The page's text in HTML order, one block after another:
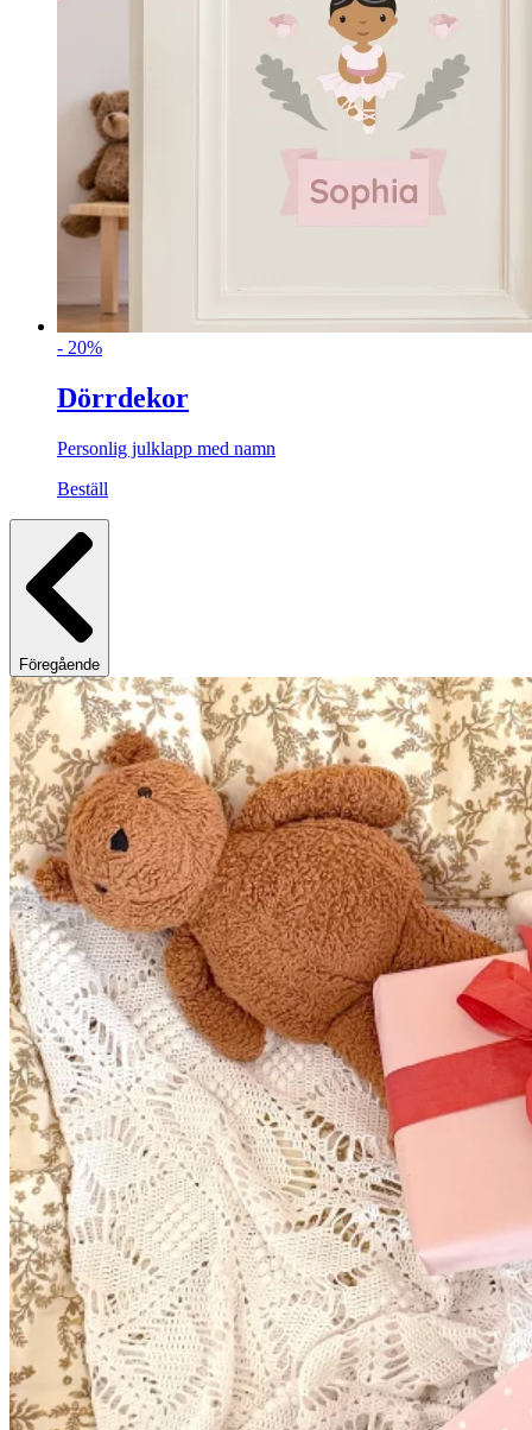
- 20%
Dörrdekor
Personlig julklapp med namn
Beställ
Föregående